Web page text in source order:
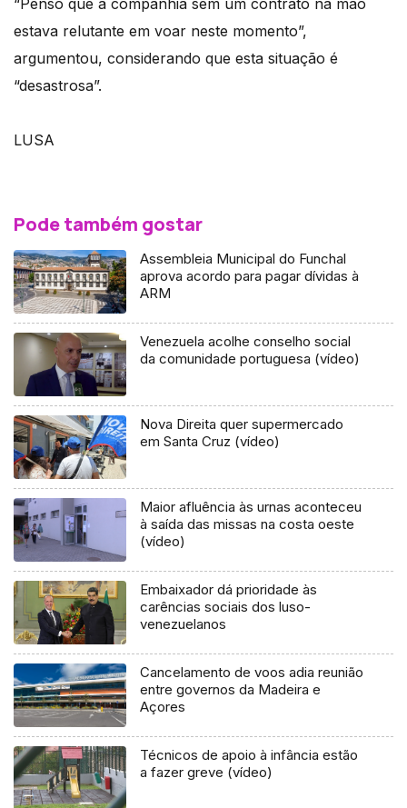
“Penso que a companhia sem um contrato na mão
estava relutante em voar neste momento”,
argumentou, considerando que esta situação é
“desastrosa”.
LUSA
Pode também gostar
Assembleia Municipal do Funchal
aprova acordo para pagar dívidas à
ARM
Venezuela acolhe conselho social
da comunidade portuguesa (vídeo)
Nova Direita quer supermercado
em Santa Cruz (vídeo)
Maior afluência às urnas aconteceu
à saída das missas na costa oeste
(vídeo)
Embaixador dá prioridade às
carências sociais dos luso-
venezuelanos
Cancelamento de voos adia reunião
entre governos da Madeira e
Açores
Técnicos de apoio à infância estão
a fazer greve (vídeo)